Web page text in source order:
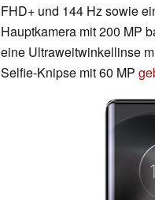
FHD+ und 144 Hz sowie
Hauptkamera mit 200 MP
eine Ultraweitwinkellinse
Selfie-Knipse mit 60 MP